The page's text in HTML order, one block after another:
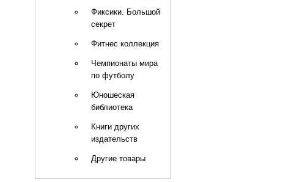
Фиксики. Большой
секрет
Фитнес коллекция
Чемпионаты мира
по футболу
Юношеская
библиотека
Книги других
издательств
Другие товары